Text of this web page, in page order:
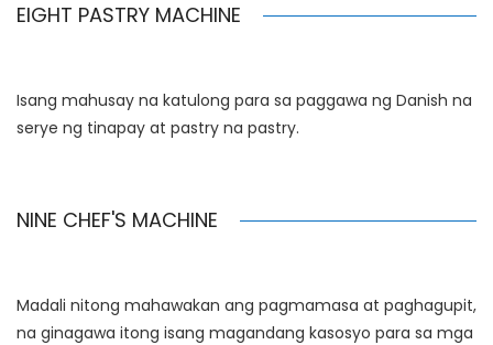
EIGHT PASTRY MACHINE
Isang mahusay na katulong para sa paggawa ng Danish na
serye ng tinapay at pastry na pastry.
NINE CHEF'S MACHINE
Madali nitong mahawakan ang pagmamasa at paghagupit,
na ginagawa itong isang magandang kasosyo para sa mga